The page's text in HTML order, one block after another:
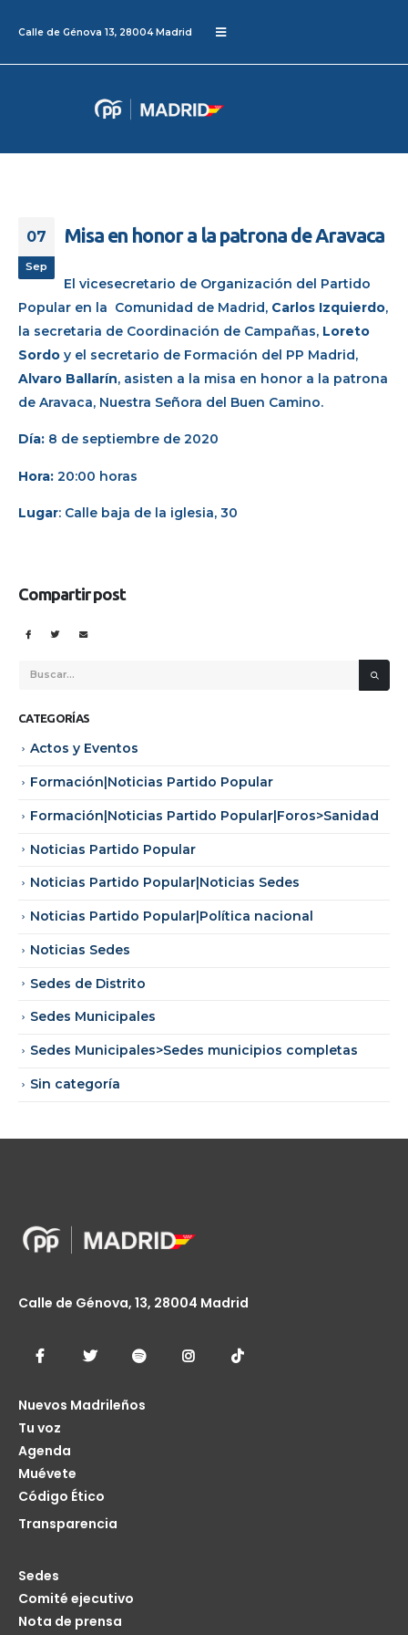
Calle de Génova 13, 28004 Madrid
07
Sep
Misa en honor a la patrona de Aravaca
El vicesecretario de Organización del Partido
Popular en la Comunidad de Madrid, Carlos Izquierdo,
la secretaria de Coordinación de Campañas, Loreto
Sordo y el secretario de Formación del PP Madrid,
Alvaro Ballarín, asisten a la misa en honor a la patrona
de Aravaca, Nuestra Señora del Buen Camino.
Día: 8 de septiembre de 2020
Hora: 20:00 horas
Lugar: Calle baja de la iglesia, 30
Compartir post
CATEGORÍAS
Actos y Eventos
Formación|Noticias Partido Popular
Formación|Noticias Partido Popular|Foros>Sanidad
Noticias Partido Popular
Noticias Partido Popular|Noticias Sedes
Noticias Partido Popular|Política nacional
Noticias Sedes
Sedes de Distrito
Sedes Municipales
Sedes Municipales>Sedes municipios completas
Sin categoría
Calle de Génova, 13, 28004 Madrid
Nuevos Madrileños
Tu voz
Agenda
Muévete
Código Ético
Transparencia
Sedes
Comité ejecutivo
Nota de prensa